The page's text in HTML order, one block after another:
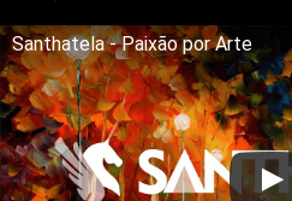
Santhatela - Paixão por Arte